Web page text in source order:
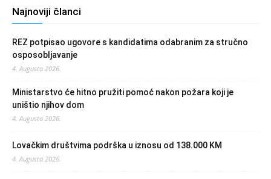
Najnoviji članci
REZ potpisao ugovore s kandidatima odabranim za stručno
osposobljavanje
4. Augusta 2026.
Ministarstvo će hitno pružiti pomoć nakon požara koji je
uništio njihov dom
4. Augusta 2026.
Lovačkim društvima podrška u iznosu od 138.000 KM
4. Augusta 2026.